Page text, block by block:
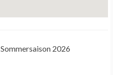
Sommersaison 2026